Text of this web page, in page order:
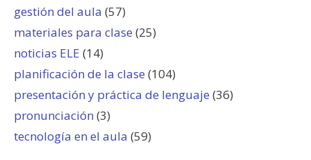
gestión del aula (57)
materiales para clase (25)
noticias ELE (14)
planificación de la clase (104)
presentación y práctica de lenguaje (36)
pronunciación (3)
tecnología en el aula (59)